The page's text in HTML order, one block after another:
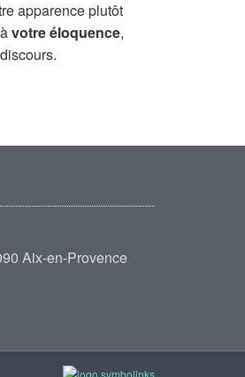
apparence plutôt
votre éloquence,
Aix-en-Provence